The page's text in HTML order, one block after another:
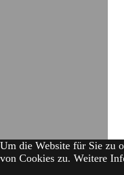
Um die Website für Sie zu
von Cookies zu. Weitere